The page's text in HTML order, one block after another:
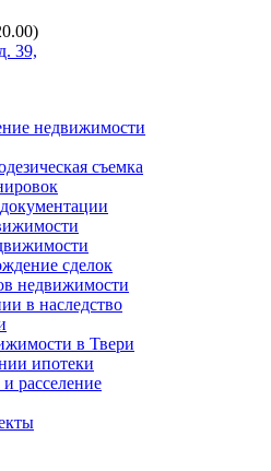
39,
недвижимости
съемка
сделок
недвижимости
в наследство
в Твери
ипотеки
расселение